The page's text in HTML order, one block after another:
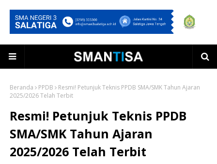
Beranda PPDB
Resmi! Petunjuk Teknis PPDB SMA/SMK Tahun Ajaran
2025/2026 Telah Terbit
Resmi! Petunjuk Teknis PPDB
SMA/SMK Tahun Ajaran
2025/2026 Telah Terbit